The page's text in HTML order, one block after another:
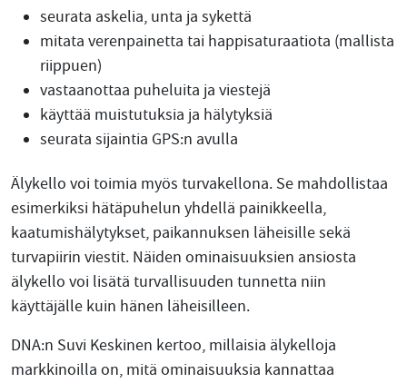
seurata askelia, unta ja sykettä
mitata verenpainetta tai happisaturaatiota (mallista
riippuen)
vastaanottaa puheluita ja viestejä
käyttää muistutuksia ja hälytyksiä
seurata sijaintia GPS:n avulla
Älykello voi toimia myös turvakellona. Se mahdollistaa
esimerkiksi hätäpuhelun yhdellä painikkeella,
kaatumishälytykset, paikannuksen läheisille sekä
turvapiirin viestit. Näiden ominaisuuksien ansiosta
älykello voi lisätä turvallisuuden tunnetta niin
käyttäjälle kuin hänen läheisilleen.
DNA:n Suvi Keskinen kertoo, millaisia älykelloja
markkinoilla on, mitä ominaisuuksia kannattaa